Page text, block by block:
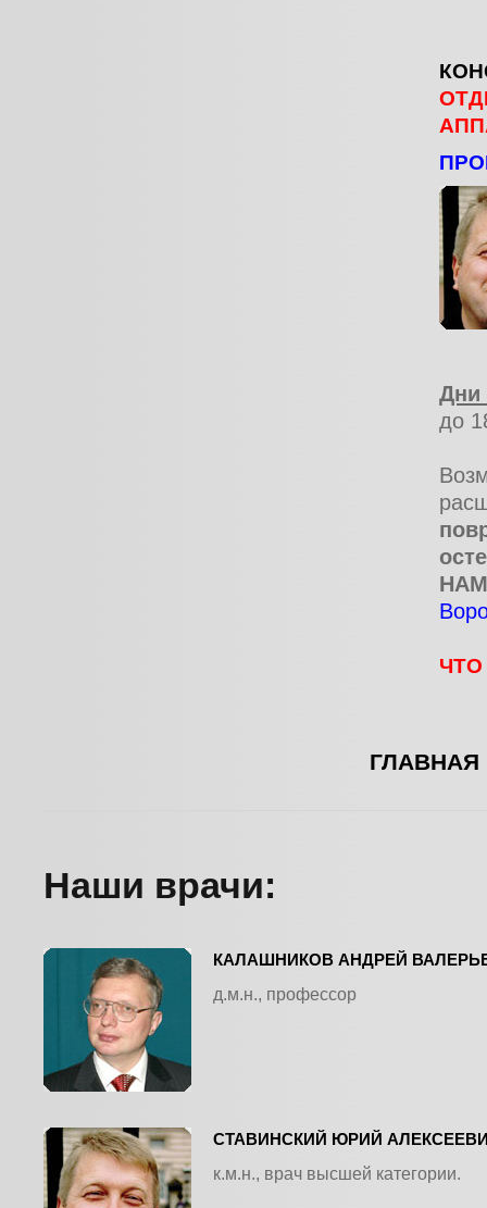
Дни
до
ГЛАВНАЯ
Наши врачи:
КАЛАШНИКОВ АНДРЕЙ
д.м.н., профессор
СТАВИНСКИЙ ЮРИЙ
к.м.н., врач высшей категории.